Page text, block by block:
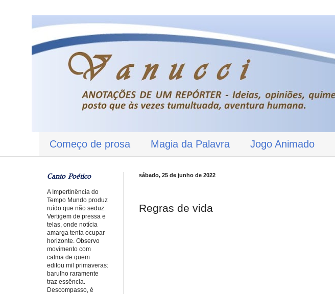
Começo de prosa Magia da Palavra Jogo Animado
sábado, 25 de junho de 2022
Regras de vida
Canto Poético
A Impertinência do
Tempo Mundo produz
ruído que não seduz.
Vertigem de pressa e
telas, onde notícia
amarga tenta ocupar
horizonte. Observo
movimento com
calma de quem
editou mil primaveras:
barulho raramente
traz essência.
Descompasso, é